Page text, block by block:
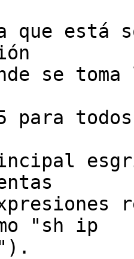
que está
se
para
"sh ip